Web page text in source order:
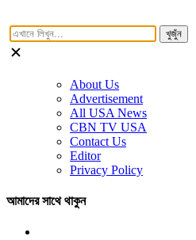
খুজুঁন
About Us
Advertisement
All USA News
CBN TV USA
Contact Us
Editor
Privacy Policy
আমাদের সাথে থাকুন